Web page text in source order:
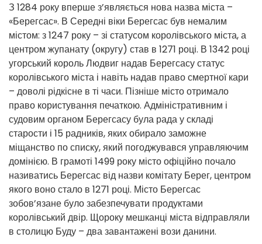
З 1284 року вперше з’являється нова назва міста –
«Берегсас». В Середні віки Берегсас був немалим
містом: з 1247 року – зі статусом королівського міста, а
центром жупанату (округу) став в 1271 році. В 1342 році
угорський король Людвиг надав Берегсасу статус
королівського міста і навіть надав право смертної кари
– доволі рідкісне в ті часи. Пізніше місто отримало
право користування печаткою. Адміністративним і
судовим органом Берегсасу була рада у складі
старости і 15 радників, яких обирало заможне
міщанство по списку, який погоджувався управляючим
домінією. В грамоті 1499 року місто офіційно почало
називатись Берегсас від назви комітату Берег, центром
якого воно стало в 1271 році. Місто Берегсас
зобов’язане було забезпечувати продуктами
королівський двір. Щороку мешканці міста відправляли
в столицю Буду – два завантажені вози данини.